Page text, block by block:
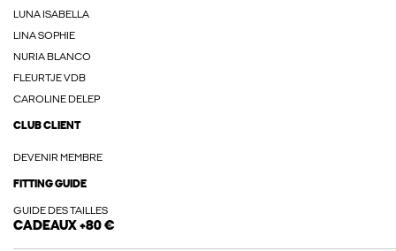
LUNA ISABELLA
LINA SOPHIE
NURIA BLANCO
FLEURTJE VDB
CAROLINE DELEP
CLUB CLIENT
DEVENIR MEMBRE
FITTING GUIDE
GUIDE DES TAILLES
CADEAUX +80 €